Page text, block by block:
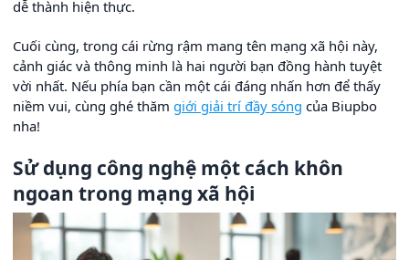
dễ thành hiện thực.
Cuối cùng, trong cái rừng rậm mang tên mạng xã hội này,
cảnh giác và thông minh là hai người bạn đồng hành tuyệt
vời nhất. Nếu phía bạn cần một cái đáng nhấn hơn để thấy
niềm vui, cùng ghé thăm giới giải trí đầy sóng của Biupbo
nha!
Sử dụng công nghệ một cách khôn
ngoan trong mạng xã hội